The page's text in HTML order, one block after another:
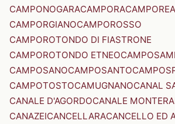
CAMPONOGARACAMPORA
CAMPORGIANOCAMPOROSSO
CAMPOROTONDO DI FIASTRONE
CAMPOROTONDO ETNEO
CAMPOSANOCAMPOSANTO
CAMPOTOSTOCAMUGNANOCANAL
CANALE D'AGORDOCANALE
CANAZEICANCELLARACANCELLO ED